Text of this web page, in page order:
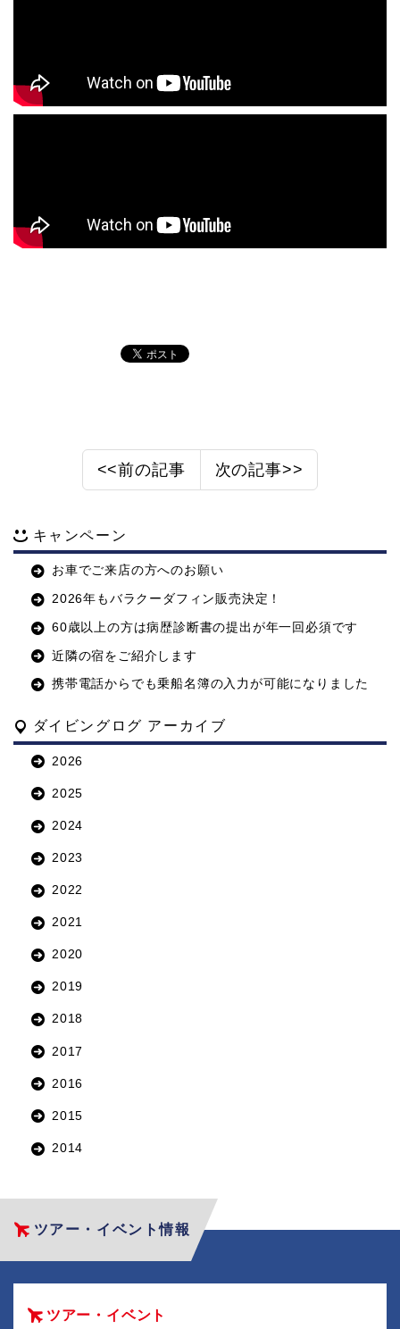
<<前の記事 次の記事>>
キャンペーン
お車でご来店の方へのお願い
2026年もバラクーダフィン販売決定！
60歳以上の方は病歴診断書の提出が年一回必須です
近隣の宿をご紹介します
携帯電話からでも乗船名簿の入力が可能になりました
ダイビングログ アーカイブ
2026
2025
2024
2023
2022
2021
2020
2019
2018
2017
2016
2015
2014
ツアー・イベント情報
ツアー・イベント